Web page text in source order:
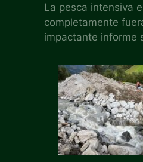
La pesca intensiva
completamente
impactante informe